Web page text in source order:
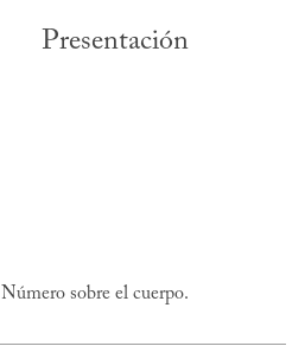
Presentación
Número sobre el cuerpo.